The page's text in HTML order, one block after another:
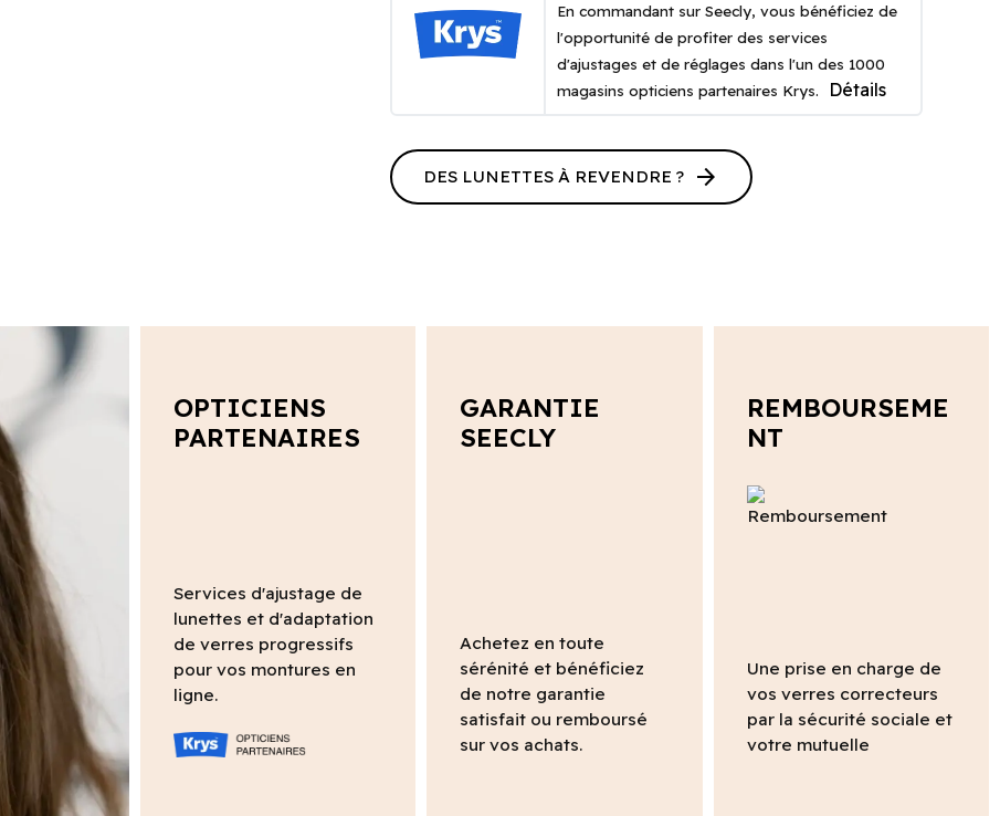
En commandant sur Seecly, vous bénéficiez de
l'opportunité de profiter des services
d'ajustages et de réglages dans l'un des 1000
magasins opticiens partenaires Krys.
Détails
DES LUNETTES À REVENDRE ? arrow_forward
OPTICIENS
PARTENAIRES
Services d'ajustage de
lunettes et d'adaptation
de verres progressifs
pour vos montures en
ligne.
GARANTIE
SEECLY
Achetez en toute
sérénité et bénéficiez
de notre garantie
satisfait ou remboursé
sur vos achats.
REMBOURSEME
NT
Une prise en charge de
vos verres correcteurs
par la sécurité sociale et
votre mutuelle